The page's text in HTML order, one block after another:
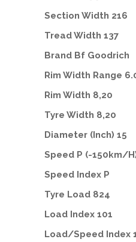
Section Width 216
Tread Width 137
Brand Bf Goodrich
Rim Width Range
Rim Width 8,20
Tyre Width 8,20
Diameter (inch) 15
Speed P (-150km/
Speed Index P
Tyre Load 824
Load Index 101
Load/speed Index